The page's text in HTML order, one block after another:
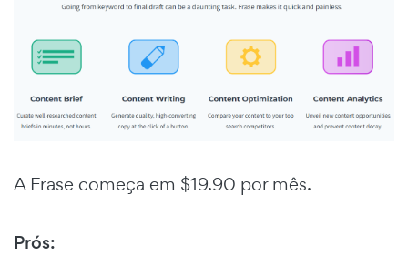
A Frase começa em $19.90 por mês.
Prós: